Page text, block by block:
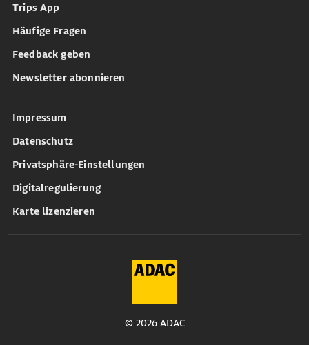
Trips App
Häufige Fragen
Feedback geben
Newsletter abonnieren
Impressum
Datenschutz
Privatsphäre-Einstellungen
Digitalregulierung
Karte lizenzieren
© 2026 ADAC